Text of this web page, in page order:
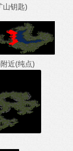
山钥匙)
近(纯点)